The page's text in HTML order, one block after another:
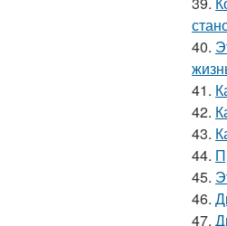
40.
41.
42.
43.
44.
45.
46.
47.